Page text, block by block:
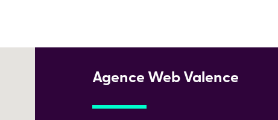
Agence Web Valence